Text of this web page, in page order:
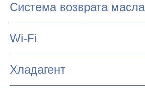
Система возврата масла
Wi-Fi
Хладагент